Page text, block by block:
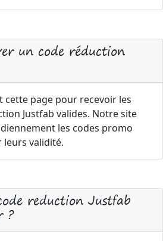
un code réduction
cette page pour recevoir les
Justfab valides. Notre site
les codes promo
leurs validité.
reduction Justfab
?